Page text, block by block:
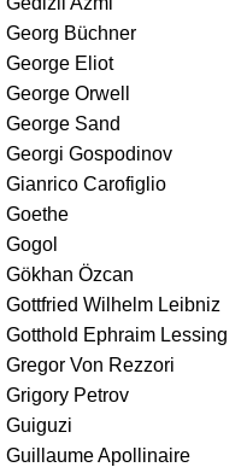
Georg Büchner
George Eliot
George Orwell
George Sand
Georgi Gospodinov
Gianrico Carofiglio
Goethe
Gogol
Gökhan Özcan
Gottfried Wilhelm Leibniz
Gotthold Ephraim Lessing
Gregor Von Rezzori
Grigory Petrov
Guiguzi
Guillaume Apollinaire